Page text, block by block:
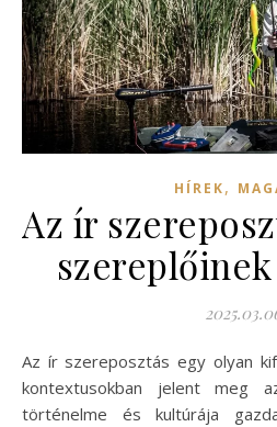
HÍREK,
Az ír
Az ír szereposztás egy olyan kifejezés, amely különböző
kontextusokban jelent meg
történelme és kultúrája